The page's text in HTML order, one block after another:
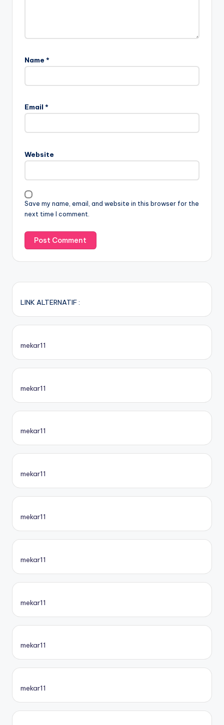
Name *
Email *
Website
Save my name, email, and website in this browser for the
next time I comment.
LINK ALTERNATIF :
mekar11
mekar11
mekar11
mekar11
mekar11
mekar11
mekar11
mekar11
mekar11